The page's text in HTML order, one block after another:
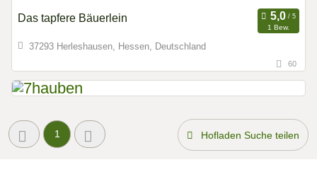
Das tapfere Bäuerlein
1 Bew.
37293 Herleshausen, Hessen, Deutschland
60
1 Hofladen Suche teilen